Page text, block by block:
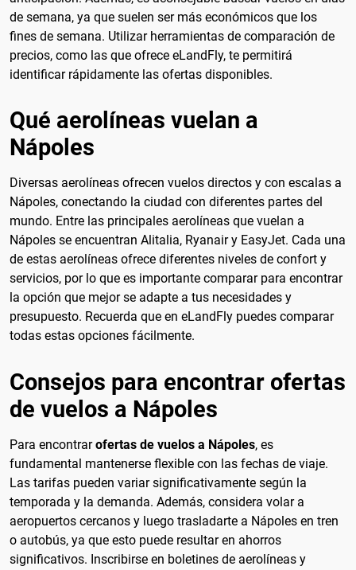
de semana, ya que suelen ser más económicos que los
fines de semana. Utilizar herramientas de comparación de
precios, como las que ofrece eLandFly, te permitirá
identificar rápidamente las ofertas disponibles.
Qué aerolíneas vuelan a
Nápoles
Diversas aerolíneas ofrecen vuelos directos y con escalas a
Nápoles, conectando la ciudad con diferentes partes del
mundo. Entre las principales aerolíneas que vuelan a
Nápoles se encuentran Alitalia, Ryanair y EasyJet. Cada una
de estas aerolíneas ofrece diferentes niveles de confort y
servicios, por lo que es importante comparar para encontrar
la opción que mejor se adapte a tus necesidades y
presupuesto. Recuerda que en eLandFly puedes comparar
todas estas opciones fácilmente.
Consejos para encontrar ofertas
de vuelos a Nápoles
Para encontrarofertas de vuelos a Nápoles, es
fundamental mantenerse flexible con las fechas de viaje.
Las tarifas pueden variar significativamente según la
temporada y la demanda. Además, considera volar a
aeropuertos cercanos y luego trasladarte a Nápoles en tren
o autobús, ya que esto puede resultar en ahorros
significativos. Inscribirse en boletines de aerolíneas y